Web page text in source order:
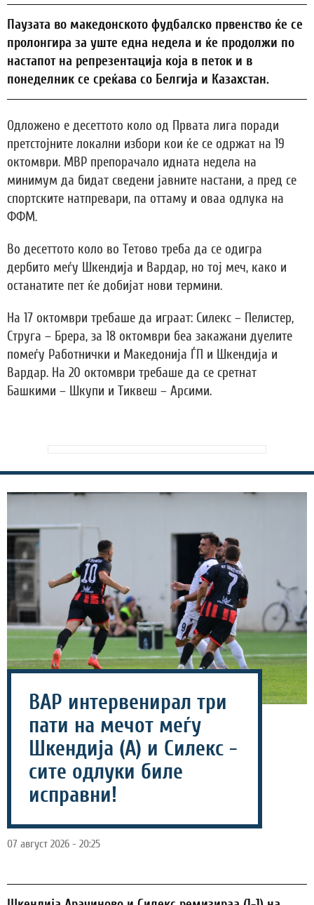
Паузата во македонското фудбалско првенство ќе се
пролонгира за уште една недела и ќе продолжи по
настапот на репрезентација која в петок и в
понеделник се среќава со Белгија и Казахстан.
Одложено е десеттото коло од Првата лига поради
претстојните локални избори кои ќе се одржат на 19
октомври. МВР препорачало идната недела на
минимум да бидат сведени јавните настани, а пред се
спортските натпревари, па оттаму и оваа одлука на
ФФМ.
Во десеттото коло во Тетово треба да се одигра
дербито меѓу Шкендија и Вардар, но тој меч, како и
останатите пет ќе добијат нови термини.
На 17 октомври требаше да играат: Силекс – Пелистер,
Струга – Брера, за 18 октомври беа закажани дуелите
помеѓу Работнички и Македонија ЃП и Шкендија и
Вардар. На 20 октомври требаше да се сретнат
Башкими – Шкупи и Тиквеш – Арсими.
ВАР интервенирал три
пати на мечот меѓу
Шкендија (А) и Силекс -
сите одлуки биле
исправни!
07 август 2026 - 20:25